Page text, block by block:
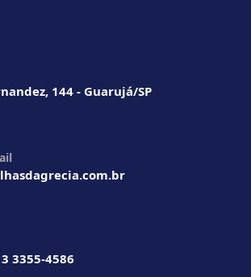
144 - Guarujá/SP
3355-4586